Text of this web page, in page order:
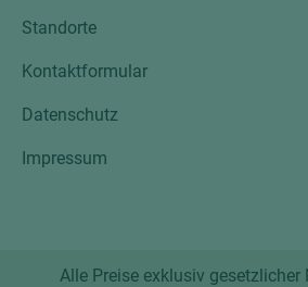
Standorte
Kontaktformular
Datenschutz
Impressum
Alle Preise exklusiv gesetzlicher